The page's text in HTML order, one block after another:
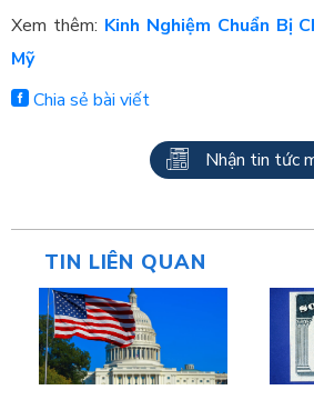
Xem thêm: Kinh Nghiệm Chuẩn Bị
Mỹ
Chia sẻ bài viết
Nhận tin tức
TIN LIÊN QUAN